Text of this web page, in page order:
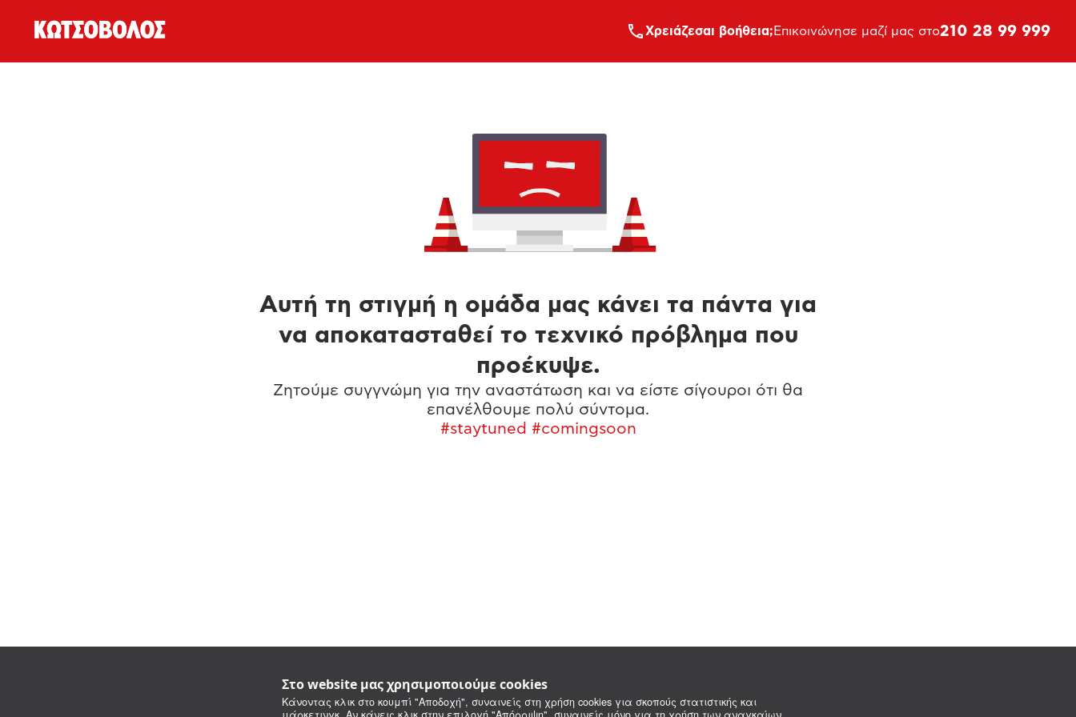
Στο website μας χρησιμοποιούμε cookies
Κάνοντας κλικ στο κουμπί "Αποδοχή", συναινείς στη χρήση cookies για σκοπούς στατιστικής και
Xρειάζεσαι βοήθεια; Επικοινώνησε μαζί μας στο210 28 99 999
Αυτή τη στιγμή η ομάδα μας κάνει τα πάντα για
να αποκατασταθεί το τεχνικό πρόβλημα που
προέκυψε.
Ζητούμε συγγνώμη για την αναστάτωση και να είστε σίγουροι ότι θα
επανέλθουμε πολύ σύντομα.
#staytuned #comingsoon